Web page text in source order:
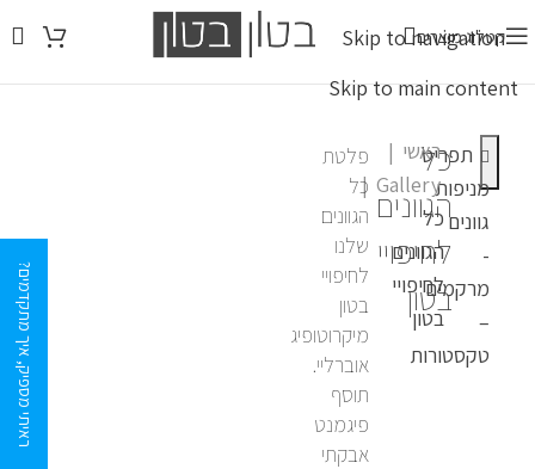
Skip to navigation
Skip to main content
קטלוג מוצרים
תפריט
מניפות
גוונים
-
מרקמים
–
טקסטורות
כל
הגוונים
לחיפויי
בטון
ראשי
Gallery
כל
הגוונים
לחיפויי
בטון
פלטת
כל
הגוונים
שלנו
לחיפויי
בטון
מיקרוטופיג
אוברליי.
תוסף
פיגמנט
אבקתי
ראיתי מספיק, איך מתקדמים?